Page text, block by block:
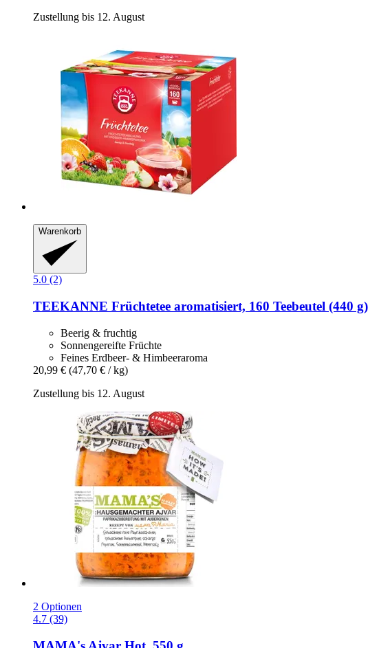
Zustellung bis 12. August
Warenkorb
5.0 (2)
TEEKANNE Früchtetee aromatisiert, 160 Teebeutel (440 g)
Beerig & fruchtig
Sonnengereifte Früchte
Feines Erdbeer- & Himbeeraroma
20,99 € (47,70 € / kg)
Zustellung bis 12. August
2 Optionen
4.7 (39)